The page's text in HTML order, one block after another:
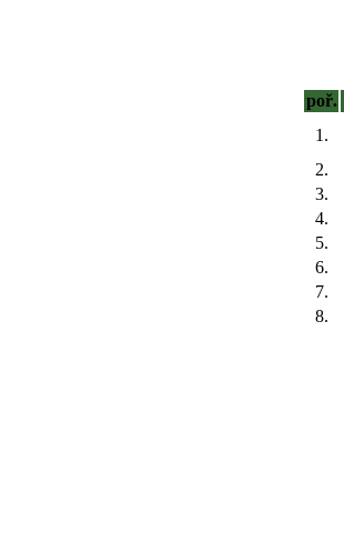
poř.
1.
2.
3.
4.
5.
6.
7.
8.